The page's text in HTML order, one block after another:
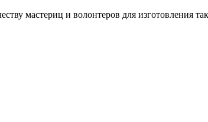
мастериц и волонтеров для изготовления